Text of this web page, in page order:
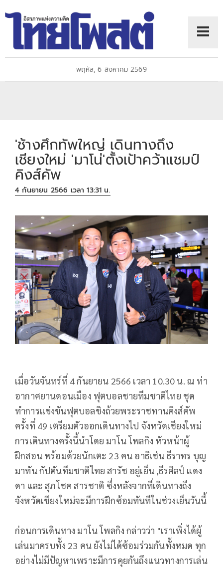
พฤหัส, 6 สิงหาคม 2569
'ช้างศึกทัพใหญ่ เดินทางถึง
เชียงใหม่ 'มาโน่'ตั้งเป้าคว้าแชมป์
คิงส์คัพ
4 กันยายน 2566 เวลา 13:31 น.
เมื่อวันจันทร์ที่ 4 กันยายน 2566 เวลา 10.30 น. ณ ท่า
อากาศยานดอนเมือง ฟุตบอลชายทีมชาติไทย ชุด
ทำการแข่งขันฟุตบอลชิงถ้วยพระราชทานคิงส์คัพ
ครั้งที่ 49 เตรียมตัวออกเดินทางไป จังหวัดเชียงใหม่
การเดินทางครั้งนี้นำโดย มาโน โพลกิง หัวหน้าผู้
ฝึกสอน พร้อมด้วยนักเตะ 23 คน อาธิเช่น ธีราทร บุญ
มาทัน กัปตันทีมชาติไทย สารัช อยู่เย็น ,ธีรศิลป์ แดง
ดา และ สุภโชค สารชาติ ซึ่งหลังจากที่เดินทางถึง
จังหวัดเชียงใหม่จะมีการฝึกซ้อมทันทีในช่วงเย็นวันนี้
ก่อนการเดินทาง มาโน โพลกิง กล่าวว่า "เราเพิ่งได้ผู้
เล่นมาครบทั้ง 23 คน ยังไม่ได้ซ้อมร่วมกันทั้งหมด ทุก
อย่างไม่มีปัญหาเพราะมีการคุยกันถึงแนวทางการเล่น